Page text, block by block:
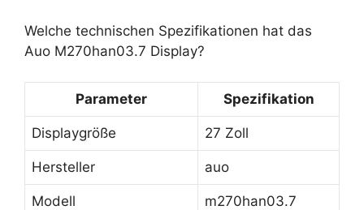
Welche technischen Spezifikationen hat das
Auo M270han03.7 Display?
Parameter Spezifikation
Displaygröße 27 Zoll
Hersteller auo
Modell m270han03.7